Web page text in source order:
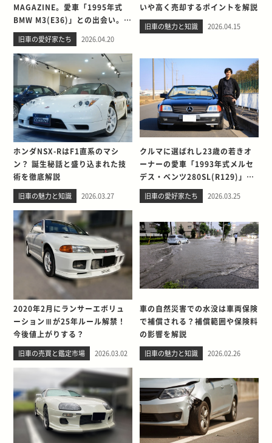
MAGAZINE。愛車「1995年式
BMW M3(E36)」との出会い。そ
して別れを考える
旧車の愛好家たち 2026.04.20
いや高く売却するポイントを解説
旧車の魅力と知識 2026.04.15
ホンダNSX-RはF1直系のマシ
ン？ 誕生秘話と盛り込まれた技
術を徹底解説
旧車の魅力と知識 2026.03.27
クルマに選ばれし23歳の若きオ
ーナーの愛車「1993年式メルセ
デス・ベンツ280SL(R129)」と
の出会い。そして別れを考える
旧車の愛好家たち 2026.03.25
2020年2月にランサーエボリュ
ーションⅢが25年ルール解禁！
今後値上がりする？
旧車の売買と鑑定市場 2026.03.02
車の自然災害での水没は車両保険
で補償される？補償範囲や保険料
の影響を解説
旧車の魅力と知識 2026.02.26